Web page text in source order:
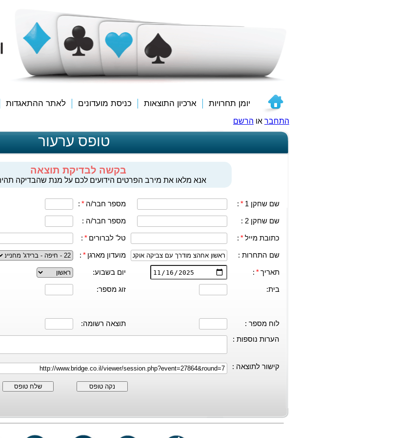
יומן תחרויות ארכיון התוצאות כניסת מועדונים לאתר ההתאגדות
התחבר או הרשם
טופס ערעור
בקשה לבדיקת תוצאה
אנא מלאו את מירב הפרטים הידועים לכם על מנת שהבדיקה
שם שחקן 1 *
: מספר חבר/ה *
:
שם שחקן 2 : מספר חבר/ה :
כתובת מייל*
: טל' לברורים *
:
שם התחרות : מועדון מארגן *
:
תאריך*
: יום בשבוע:
בית: זוג מספר:
לוח מספר : תוצאה רשומה:
הערות נוספות :
קישור לתוצאה :
נקה טופס שלח טופס